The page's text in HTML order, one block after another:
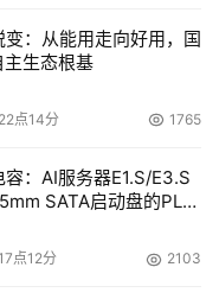
，因此它具有最佳的
规模最大的半导体市
到了159亿美元，其
的销售，41.6%源自于
二的SRAM制造商，
额。我们在SRAM上产
：从能用走向好用，国
生态根基
点14分 1765
：AI服务器E1.S/E3.S
SATA启动盘的PLP
点12分 2103